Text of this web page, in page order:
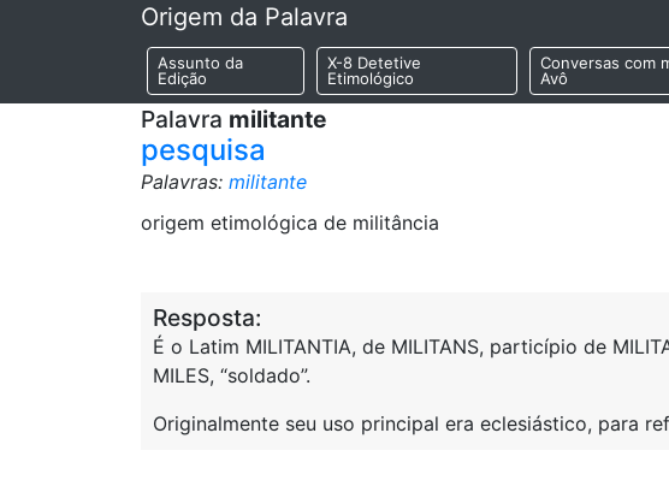
Origem da Palavra
Assunto da
Edição
X-8 Detetive
Etimológico
Conversas com
Avô
Palavra militante
pesquisa
Palavras: militante
origem etimológica de militância
Resposta:
É o Latim MILITANTIA, de MILITANS, particípio de
MILES, “soldado”.
Originalmente seu uso principal era eclesiástico, para